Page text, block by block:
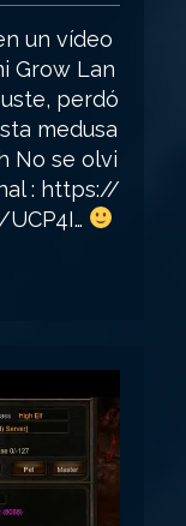
un vídeo
Grow Lan
perdó
medusa
No se olvi
: https://